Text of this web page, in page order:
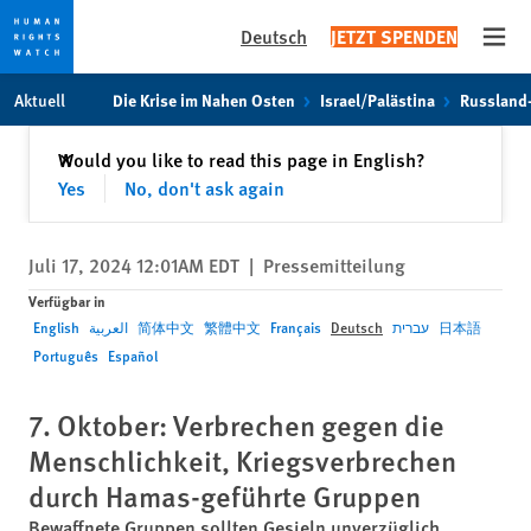
Skip
to
Skip
to
content
Deutsch JETZT SPENDEN
Aktuell Die Krise im Nahen Osten Israel/Palästina
Would you like to read this page in English?
Yes
No, don't ask again
✕Schließen
Juli 17, 2024 12:01AM EDT | Pressemitteilung
Verfügbar in
English العربية 简体中文 繁體中文 Français Deutsch עברית 日本語
Português Español
7. Oktober: Verbrechen gegen die
Menschlichkeit, Kriegsverbrechen
durch Hamas-geführte Gruppen